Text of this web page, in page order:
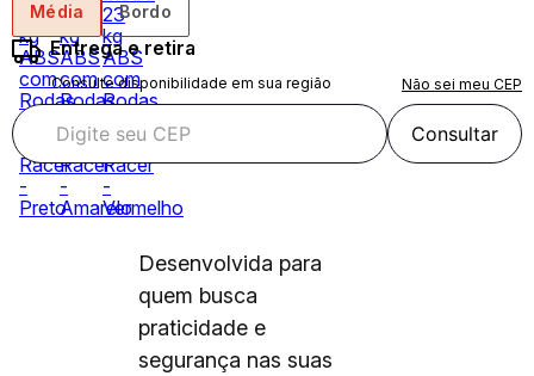
Média Bordo
Entrega e retira
Consulte disponibilidade em sua região Não sei meu CEP
Consultar
Desenvolvida para
quem busca
praticidade e
segurança nas suas